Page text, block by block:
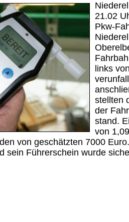
21.02
Pkw-
links
stellten
der
stand.
von
von geschätzten 7000
sein Führerschein wurde